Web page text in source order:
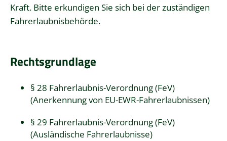
Kraft. Bitte erkundigen Sie sich bei der zuständigen
Fahrerlaubnisbehörde.
Rechtsgrundlage
§ 28 Fahrerlaubnis-Verordnung (FeV)
(Anerkennung von EU-EWR-Fahrerlaubnissen)
§ 29 Fahrerlaubnis-Verordnung (FeV)
(Ausländische Fahrerlaubnisse)